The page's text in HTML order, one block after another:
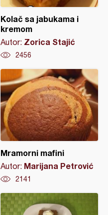
Kolač sa jabukama i
kremom
Autor: Zorica Stajić
2456
Mramorni mafini
Autor: Marijana Petrović
2141